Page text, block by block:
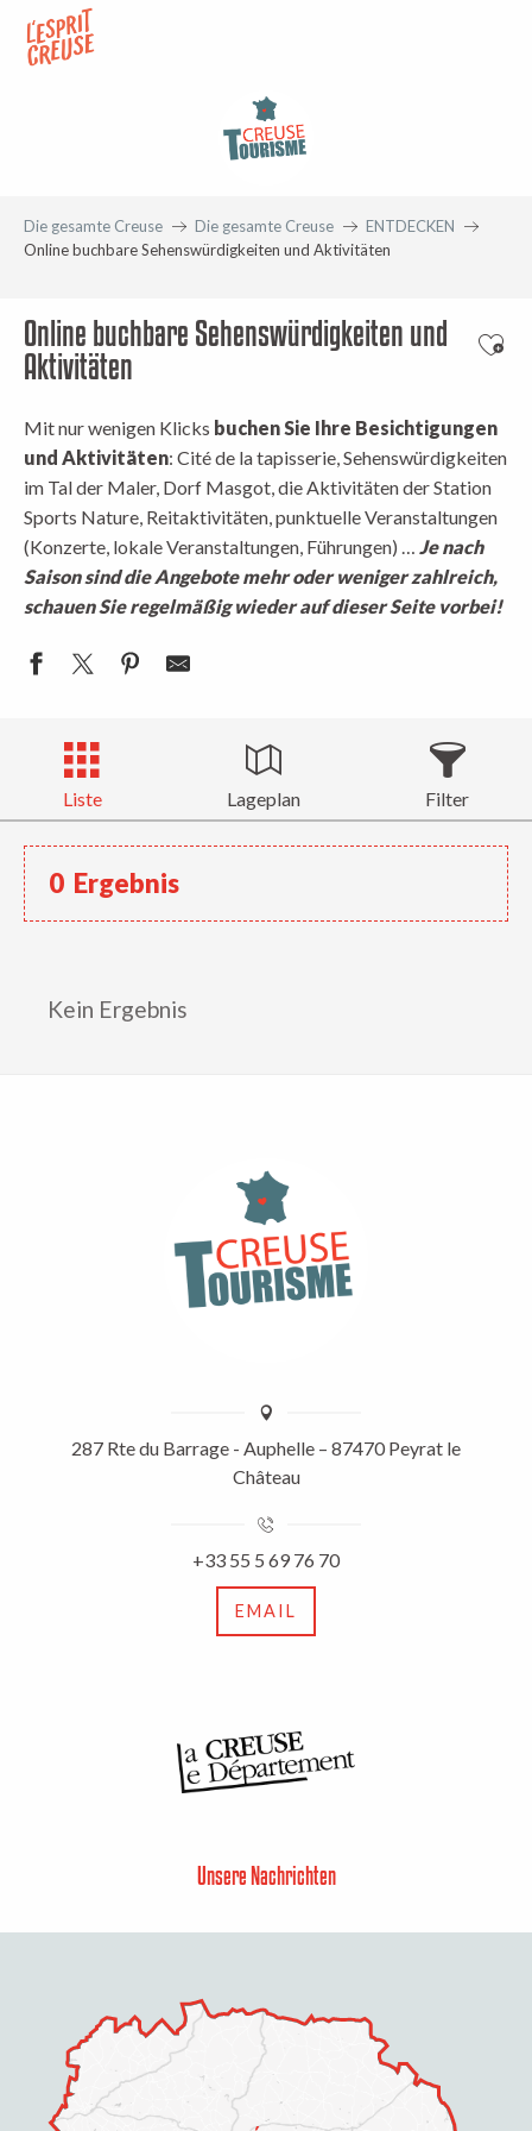
contenu
Die gesamte Creuse Die gesamte Creuse
ENTDECKEN
Online buchbare Sehenswürdigkeiten und Aktivitäten
Online buchbare Sehenswürdigkeiten und
Aktivitäten
Mit nur wenigen Klicks buchen Sie Ihre Besichtigungen
und Aktivitäten: Cité de la tapisserie, Sehenswürdigkeiten
im Tal der Maler, Dorf Masgot, die Aktivitäten der Station
Sports Nature, Reitaktivitäten, punktuelle Veranstaltungen
(Konzerte, lokale Veranstaltungen, Führungen) … Je nach
Saison sind die Angebote mehr oder weniger zahlreich,
schauen Sie regelmäßig wieder auf dieser Seite vorbei!
Liste Lageplan Filter
0 Ergebnis
Kein Ergebnis
287 Rte du Barrage - Auphelle – 87470 Peyrat le
Château
+33 55 5 69 76 70
EMAIL
Unsere Nachrichten